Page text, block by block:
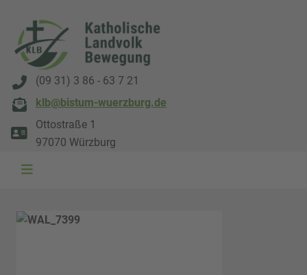
(09 31) 3 86 - 63 7 21
klb@bistum-wuerzburg.de
Ottostraße 1
97070 Würzburg